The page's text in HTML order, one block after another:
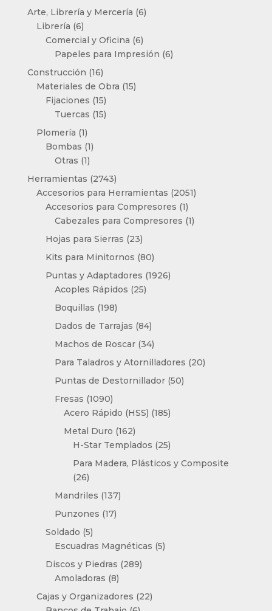
productos
Arte, Librería y Mercería 66
Librería 66
productos
Comercial y Oficina 66
productos
Papeles para Impresión 66
Construcción 1616
productos
Materiales de Obra 1515
Fijaciones 1515
productos
Tuercas 1515
Plomería 11
producto
Bombas 11
Otras 11
producto
Herramientas 27432743
productos
Accesorios para Herramientas 20512051
Accesorios para Compresores 11
producto
Cabezales para Compresores 11
Hojas para Sierras 2323
productos
Kits para Minitornos 8080
productos
Puntas y Adaptadores 19261926
Acoples Rápidos 2525
Boquillas 198198
productos
Dados de Tarrajas 8484
productos
Machos de Roscar 3434
productos
Para Taladros y Atornilladores 2020
Puntas de Destornillador 5050
Fresas 10901090
productos
Acero Rápido (HSS) 185185
Metal Duro 162162
productos
H-Star Templados 2525
productos
Para Madera, Plásticos y Composite
2626
productos
Mandriles 137137
Punzones 1717
Soldado 55
productos
Escuadras Magnéticas 55
Discos y Piedras 289289
Amoladoras 88
productos
Cajas y Organizadores 2222